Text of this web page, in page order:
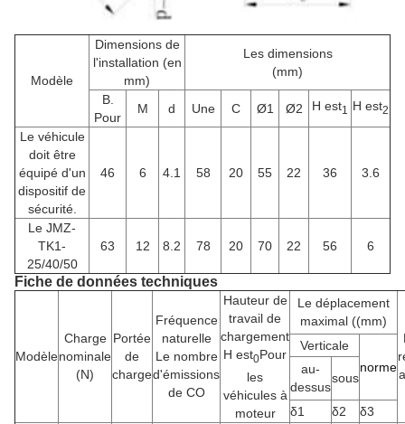
Modèle
Dimensions de
l'installation (en
mm)
Les dimensions
(mm)
B.
Pour
M d Une C Ø1 Ø2 H est1 H est2
Le véhicule
doit être
équipé d'un
dispositif de
sécurité.
46 6 4.1 58 20 55 22 36 3.6
Le JMZ-
TK1-
25/40/50
63 12 8.2 78 20 70 22 56 6
Fiche de données techniques
Modèle
Charge
nominale
(N)
Portée
de
charge
Fréquence
naturelle
Le nombre
d'émissions
de CO
Hauteur de
travail de
chargement
H est0Pour
les
véhicules à
moteur
Le déplacement
maximal ((mm)
Verticale
norme
au-
dessus
sous
δ1 δ2
δ3